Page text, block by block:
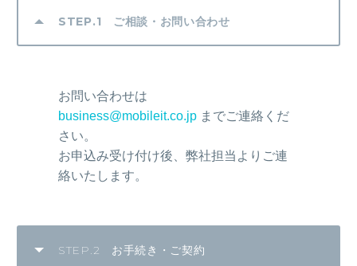
STEP.1 ご相談・お問い合わせ
お問い合わせは
business@mobileit.co.jp ま でご連絡くだ
さい。
お申込み受け付け後、弊社担当よりご連
絡いたします。
STEP.2 お手続き・ご契約